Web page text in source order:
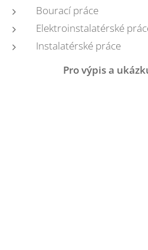
Bourací práce
Elektroinstalatérské
Instalatérské práce
Pro výpis a